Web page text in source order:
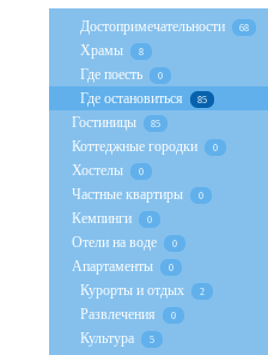
Достопримечательности 68
Храмы 8
Где поесть 0
Где остановиться 85
Гостиницы 85
Коттеджные городки 0
Хостелы 0
Частные квартиры 0
Кемпинги 0
Отели на воде 0
Апартаменты 0
Курорты и отдых 2
Развлечения 0
Культура 5